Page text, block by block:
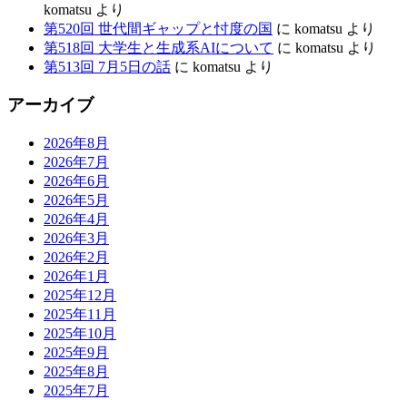
komatsu より
第520回 世代間ギャップと忖度の国 に komatsu より
第518回 大学生と生成系AIについて に komatsu より
第513回 7月5日の話 に komatsu より
アーカイブ
2026年8月
2026年7月
2026年6月
2026年5月
2026年4月
2026年3月
2026年2月
2026年1月
2025年12月
2025年11月
2025年10月
2025年9月
2025年8月
2025年7月